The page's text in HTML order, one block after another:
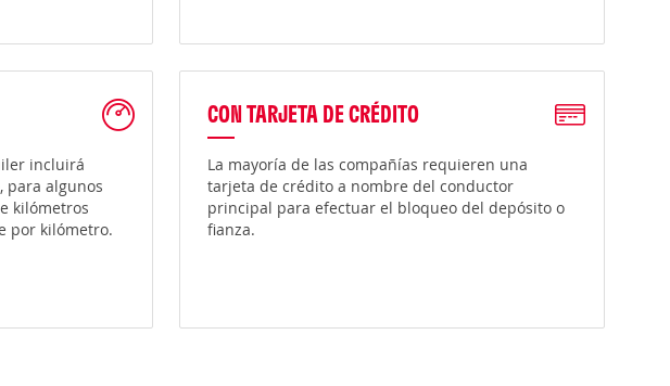
incluirá
para algunos
kilómetros
por kilómetro.
CON TARJETA DE CRÉDITO
La mayoría de las compañías requieren una
tarjeta de crédito a nombre del conductor
principal para efectuar el bloqueo del depósito o
fianza.